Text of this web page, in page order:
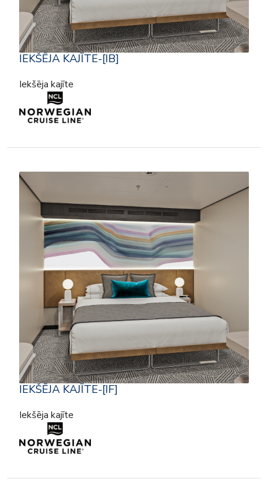
IEKŠĒJA KAJĪTE-[IB]
Iekšēja kajīte
IEKŠĒJA KAJĪTE-[IF]
Iekšēja kajīte